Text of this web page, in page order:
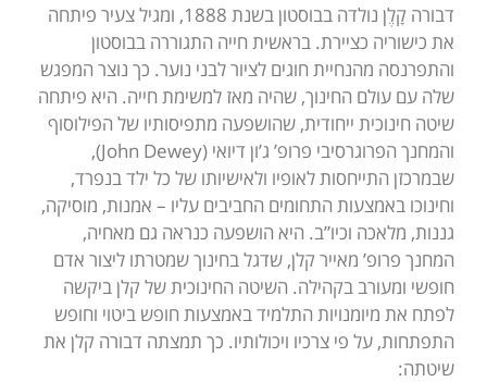
דבורה קָלֶן נולדה בבוסטון בשנת 1888, ומגיל צעיר פיתחה
את כישוריה כציירת. בראשית חייה התגוררה בבוסטון
והתפרנסה מהנחיית חוגים לציור לבני נוער. כך נוצר המפגש
שלה עם עולם החינוך, שהיה מאז למשימת חייה. היא פיתחה
שיטה חינוכית ייחודית, שהושפעה מתפיסותיו של הפילוסוף
והמחנך הפרוגרסיבי פרופ’ ג’ון דיואי (John Dewey),
שבמרכזן התייחסות לאופיו ולאישיותו של כל ילד בנפרד,
וחינוכו באמצעות התחומים החביבים עליו – אמנות, מוסיקה,
גננות, מלאכה וכיו”ב. היא הושפעה כנראה גם מאחיה,
המחנך פרופ’ מאייר קלן, שדגל בחינוך שמטרתו ליצור אדם
חופשי ומעורב בקהילה. השיטה החינוכית של קלן ביקשה
לפתח את מיומנויות התלמיד באמצעות חופש ביטוי וחופש
התפתחות, על פי צרכיו ויכולותיו. כך תמצתה דבורה קלן את
שיטתה: